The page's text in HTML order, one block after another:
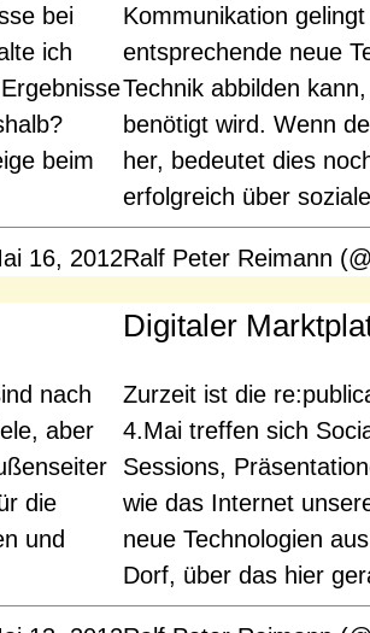
bei
ich
beim
16, 2012
Kommunikation
entsprechende neue
Technik abbilden
benötigt wird. Wenn
her, bedeutet dies
erfolgreich über
Ralf Peter Reimann
nach
aber
die
und
Digitaler
Zurzeit ist die
4.Mai treffen sich
Sessions,
wie das Internet
neue Technologien
Dorf, über das hier